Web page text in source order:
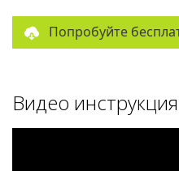
Попробуйте
Видео инструкция